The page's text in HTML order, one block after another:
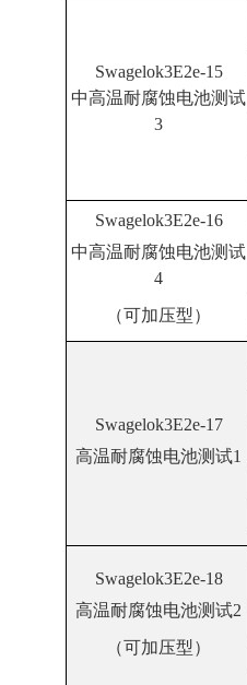
Swagelok3E2e-15
中高温耐腐蚀电池测试
3
Swagelok3E2e-16
中高温耐腐蚀电池测试
4
（可加压型）
Swagelok3E2e-17
高温耐腐蚀电池测试1
Swagelok3E2e-18
高温耐腐蚀电池测试2
（可加压型）